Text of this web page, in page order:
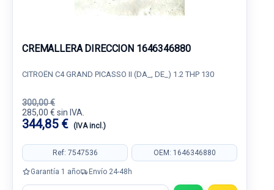
CREMALLERA DIRECCION 1646346880
CITROËN C4 GRAND PICASSO II (DA_, DE_) 1.2 THP 130
300,00 €
285,00 € sin IVA.
344,85 € (IVA incl.)
Ref: 7547536 OEM: 1646346880
Garantía 1 año Envío 24-48h